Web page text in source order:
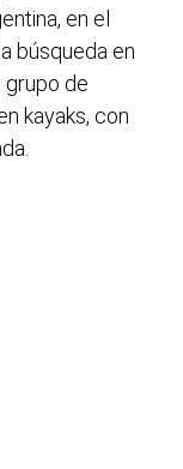
en el
búsqueda en
grupo de
kayaks, con